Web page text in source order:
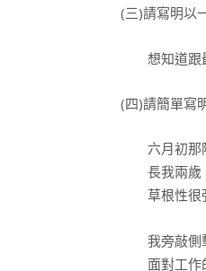
(三)請寫明以
想知道跟
(四)請簡單寫
六月初那陣
長我兩歲，
草根性很強
我旁敲側擊
面對工作